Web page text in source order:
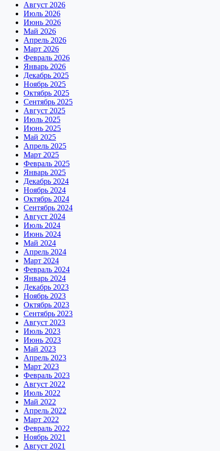
Август 2026
Июль 2026
Июнь 2026
Май 2026
Апрель 2026
Март 2026
Февраль 2026
Январь 2026
Декабрь 2025
Ноябрь 2025
Октябрь 2025
Сентябрь 2025
Август 2025
Июль 2025
Июнь 2025
Май 2025
Апрель 2025
Март 2025
Февраль 2025
Январь 2025
Декабрь 2024
Ноябрь 2024
Октябрь 2024
Сентябрь 2024
Август 2024
Июль 2024
Июнь 2024
Май 2024
Апрель 2024
Март 2024
Февраль 2024
Январь 2024
Декабрь 2023
Ноябрь 2023
Октябрь 2023
Сентябрь 2023
Август 2023
Июль 2023
Июнь 2023
Май 2023
Апрель 2023
Март 2023
Февраль 2023
Август 2022
Июль 2022
Май 2022
Апрель 2022
Март 2022
Февраль 2022
Ноябрь 2021
Август 2021